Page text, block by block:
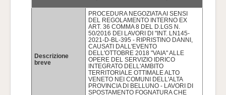
Descrizione
breve
PROCEDURA NEGOZIATA AI SENSI
DEL REGOLAMENTO INTERNO EX
ART. 36 COMMA 8 DEL D.LGS N.
50/2016 DEI LAVORI DI "INT. LN145-
2021-D-BL-395 - RIPRISTINO DANNI,
CAUSATI DALL'EVENTO
DELL'OTTOBRE 2018 "VAIA" ALLE
OPERE DEL SERVIZIO IDRICO
INTEGRATO DELL'AMBITO
TERRITORIALE OTTIMALE ALTO
VENETO NEI COMUNI DELL'ALTA
PROVINCIA DI BELLUNO - LAVORI DI
SPOSTAMENTO FOGNATURA CHE